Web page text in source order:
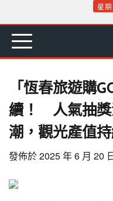
content
星
首 要 娛 生
「恆春旅遊購
續！ 人氣抽獎
潮，觀光產值
發佈於2025 年 6 月 20